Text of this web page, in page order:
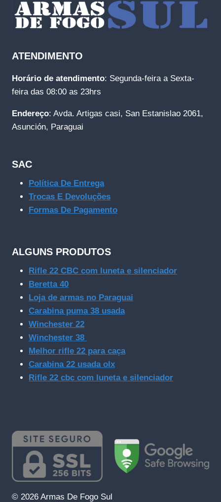
ATENDIMENTO
Horário de atendimento: Segunda-feira a Sexta-
feira das 08:00 as 23hrs
Endereço: Avda. Artigas casi, San Estanislao 2061,
Asunción, Paraguai
SAC
Política De Entrega
Trocas E Devoluções
Formas De Pagamento
ALGUNS PRODUTOS
Rifle 22 CBC com luneta e silenciador
Beretta 40
Loja de armas no Paraguai
Carabina puma 38 usada
Winchester 22
Winchester 38
Melhor rifle 22 para caça
Carabina 22 usada olx
Rifle 22 cbc com luneta e silenciador
© 2026 Armas De Fogo Sul